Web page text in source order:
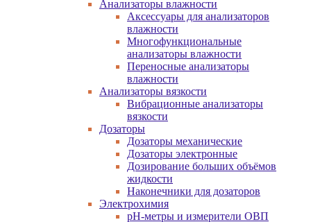
Анализаторы влажности
Аксессуары для анализаторов
влажности
Многофункциональные
анализаторы влажности
Переносные анализаторы
влажности
Анализаторы вязкости
Вибрационные анализаторы
вязкости
Дозаторы
Дозаторы механические
Дозаторы электронные
Дозирование больших объёмов
жидкости
Наконечники для дозаторов
Электрохимия
pH-метры и измерители ОВП